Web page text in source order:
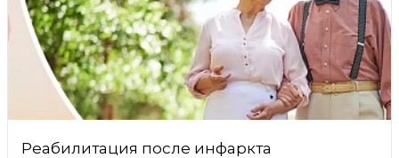
Реабилитация после инфаркта